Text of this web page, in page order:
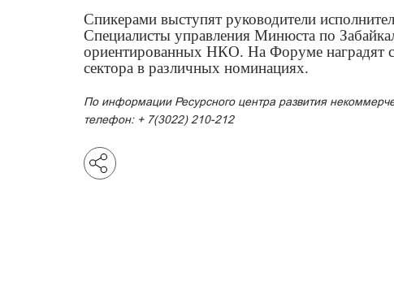
Спикерами выступят руководители
Специалисты управления Минюста по
ориентированных НКО. На Форуме наградят
сектора в различных номинациях.
По информации Ресурсного центра развития
телефон: + 7(3022) 210-212